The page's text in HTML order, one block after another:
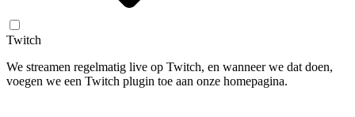
Twitch
We streamen regelmatig live op Twitch, en wanneer we dat doen,
voegen we een Twitch plugin toe aan onze homepagina.